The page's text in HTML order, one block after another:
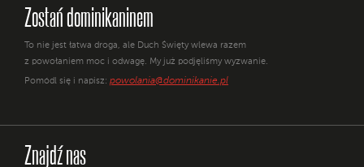
Zostań dominikaninem
To nie jest łatwa droga, ale Duch Święty wlewa razem
z powołaniem moc i odwagę. My już podjęliśmy wyzwanie.
Pomódl się i napisz: powolania@dominikanie.pl
Znajdź nas